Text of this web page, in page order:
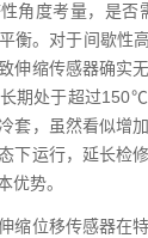
角度考量，是否
衡。对于间歇性
伸缩传感器确实
期处于超过
套，虽然看似增
下运行，延长检
优势。
缩位移传感器在